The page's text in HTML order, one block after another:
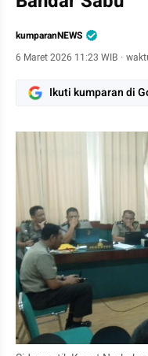
kumparanNEWS
6 Maret 2026 11:23 WIB ·
Ikuti kumparan di